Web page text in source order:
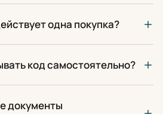
одна покупка?
код самостоятельно?
документы